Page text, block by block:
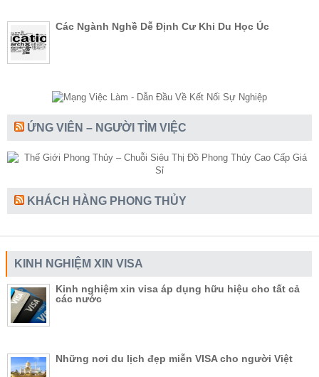
Các Ngành Nghề Dễ Định Cư Khi Du Học Úc
ỨNG VIÊN – NGƯỜI TÌM VIỆC
KHÁCH HÀNG PHONG THỦY
KINH NGHIỆM XIN VISA
Kinh nghiệm xin visa áp dụng hữu hiệu cho tất cả
các nước
Những nơi du lịch đẹp miễn VISA cho người Việt